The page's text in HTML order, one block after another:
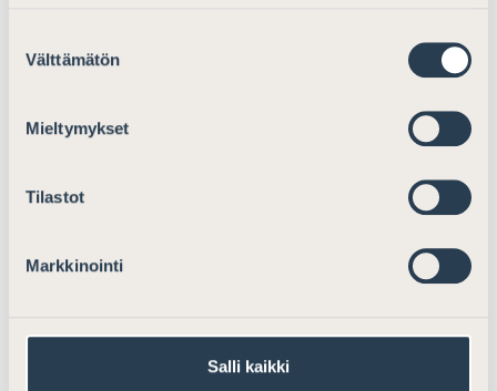
valinta
Välttämätön
Mieltymykset
Tilastot
Markkinointi
Salli kaikki
oikeudenmukaiseen suhteeseen toisiinsa nähden.
Vaikutukset pakkokeinojen käyttöön
pitkälle sidottu niistä säädettyihin
pakkokeinojen tulevaan käyttöön. Esimerkiksi
enimmäisrangaistuksen ankaroittaminen kahteen
vuoteen vankeutta mahdollistaisi jatkossa kyseisen